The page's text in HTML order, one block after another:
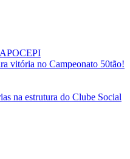
APOCEPI
vitória no Campeonato 50tão!
na estrutura do Clube Social